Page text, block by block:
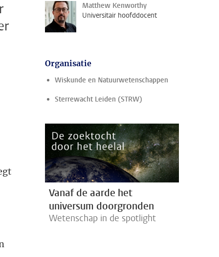
Matthew Kenworthy
Universitair hoofddocent
Organisatie
Wiskunde en Natuurwetenschappen
Sterrewacht Leiden (STRW)
Vanaf de aarde het
universum doorgronden
Wetenschap in de spotlight